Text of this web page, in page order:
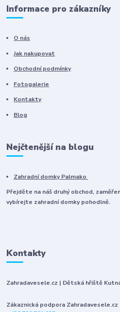
Informace pro zákazníky
O nás
Jak nakupovat
Obchodní podmínky
Fotogalerie
Kontakty
Blog
Nejčtenější na blogu
Zahradní domky Palmako
Přejděte na náš druhý obchod,
vybírejte zahradní domky pohodlně.
Kontakty
Zahradavesele.cz | Dětská hřiště
Zákaznická podpora Zahradavesele.cz